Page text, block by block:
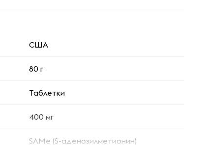
США
80 г
Таблетки
400 мг
SAMe (S-аденозилметионин)